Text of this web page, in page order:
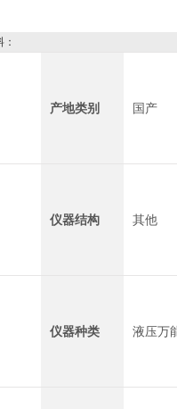
产地类别 国产
仪器结构 其他
仪器种类 液压万